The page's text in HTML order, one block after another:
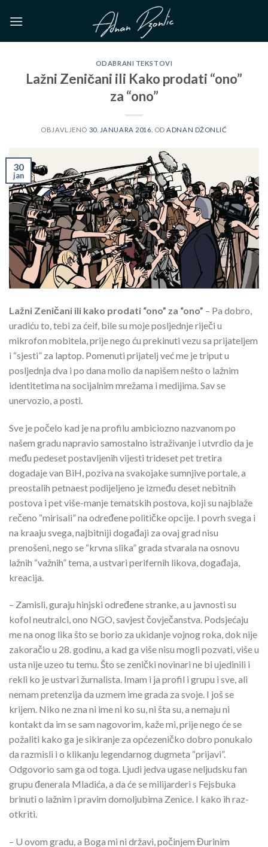
ODABRANI TEKSTOVI
Lažni Zeničani ili Kako prodati “ono”
za “ono”
OBJAVLJENO 30. JANUARA 2016. OD ADNAN DŽONLIĆ
30
jan
Lažni Zeničani ili kako prodati “ono” za “ono” – Pa dobro,
uradiću to, tebi za ćeif, bile su moje posljednje riječi u
mikrofon mobitela, prije nego ću prekinuti vezu sa prijateljem
i “sjesti” za laptop. Pomenuti prijatelj već me je triput u
posljednja dva i po dana molio da napišem nešto o lažnim
identitetima na socijalnim mrežama i medijima. Sav se
unervozio, a posti.
Sve je počelo kad je na profilu ambiciozno nazvanom po
našem gradu napravio samostalno istraživanje i utvrdio da je
među pedeset postavljenih vijesti trideset pet tretira
dogadaje van BiH, poziva na svakojake sumnjive portale, a
preostalih petnaest podijeljeno je između deset nebitnih
postova i pet više-manje tematskih postova, koji su najblaže
rečeno “mirisali” na određene političke opcije. I povrh svega i
na kraaju svega, najbitniji događaji za ovaj grad nisu
prenošeni, nego se “krvna slika” grada stvarala na osnovu
lažnih “važnih” tema, a ustvari perifernih likova, događaja,
kreacija.
– Zamisli, guraju hinjski određene stranke, a u javnosti su
kofol neutralci, ono NGO, savjest čovječanstva. Podsjećaju
me na onog lika što se borio za ukidanje vojnog roka, dok nije
zakoračio u 28. godinu, a kad ga više nisu mogli pozvati, više u
usta nije uzeo tu temu. Što se zenički novinari ne bi ujedinili i
rekli ko je ustvari žurnalista. Imam i ja profil i grupu i sve, ali
nemam pretenzija da uzmem ime grada za svoje. I još se
krijem. Niko ne zna ni ime ni ko su, ni šta su, a nemaju ni
kontakt da im se sam nagovorim, kaže mi, prije nego će se
požaliti kako ga je sikiranje za općezeničko dobro ponukalo
da razmisli i o klikanju legendarnog dugmeta “prijavi”.
Odgovorio sam ga od toga. Ljudi jedva ugase neljudsku fan
grupu đenerala Mladića, a da će se milijarderi s Fejsbuka
brinuti o lažnim i pravim domoljubima Zenice. I kako ih raz-
otkriti.
– U ovom gradu, a Boga mi ni državi, počinjem Đurinim